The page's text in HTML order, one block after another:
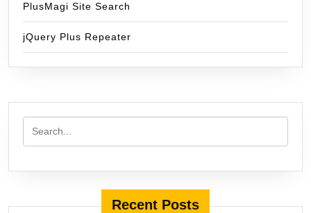
PlusMagi Site Search
jQuery Plus Repeater
Recent Posts